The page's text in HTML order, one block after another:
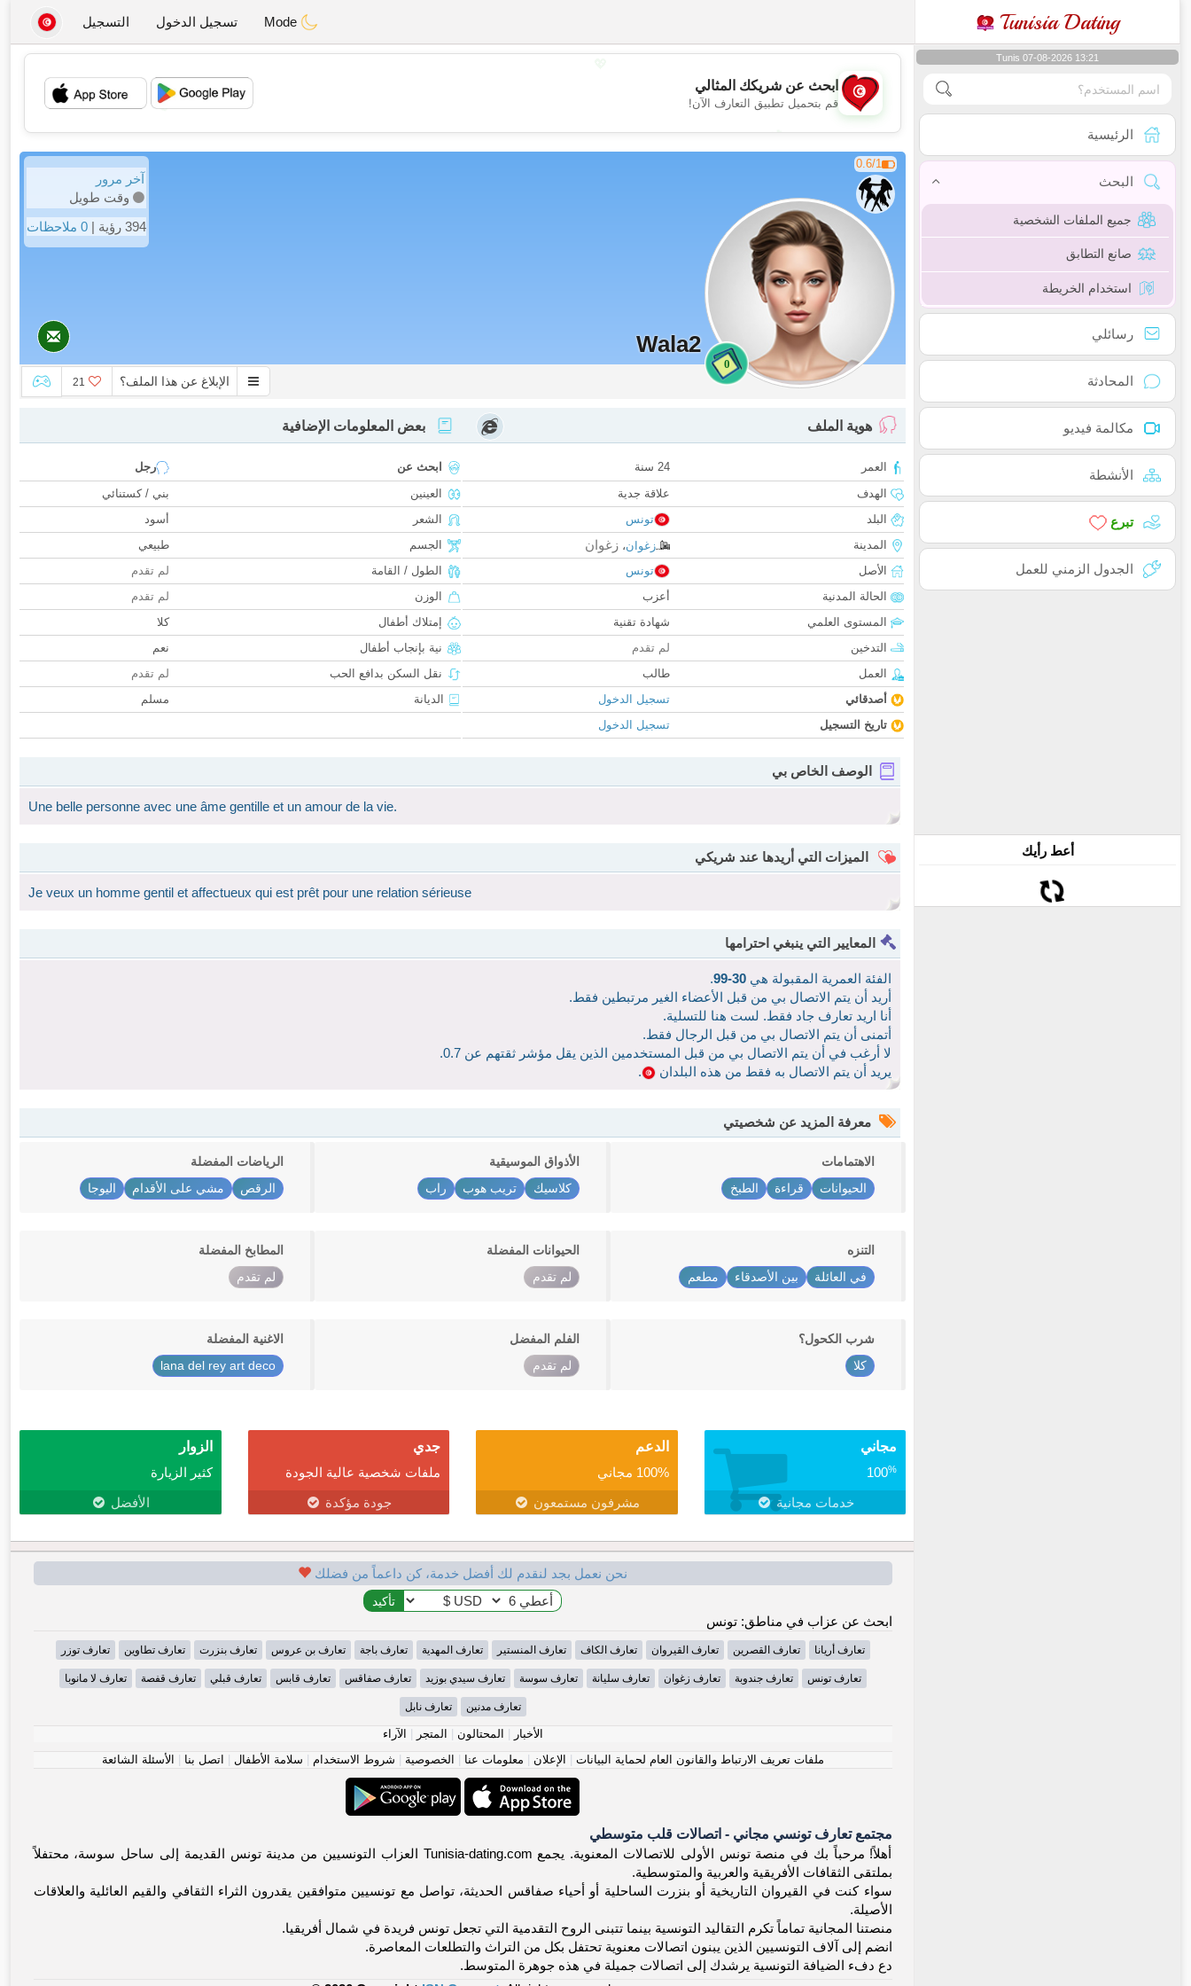
Tunisia Dating تسجيل الدخول التسجيل
Tunis 07-08-2026 13:21
الرئيسية
البحث
جميع الملفات الشخصية
صانع التطابق
استخدام الخريطة
رسائلي
المحادثة
مكالمة فيديو
الأنشطة
تبرع
الجدول الزمني للعمل
أعط رأيك
💖
💕
ابحث عن شريكك المثالي
قم بتحميل تطبيق التعارف الآن!
0.6/1
0
Wala2
آخر مرور
وقت طويل
394 رؤية |
0 ملاحظات
الإبلاغ عن هذا الملف؟ 21
هوية الملف
العمر
24 سنة
الهدف
علاقة جدية
البلد
تونس
المدينة
زغوان، زغوان
الأصل
تونس
الحالة المدنية
أعزب
المستوى العلمي
شهادة تقنية
التدخين
لم تقدم
العمل
طالب
أصدقائي
تسجيل الدخول
تاريخ التسجيل
تسجيل الدخول
بعض المعلومات الإضافية
ابحث عن
رجل
العينين
بني / كستنائي
الشعر
أسود
الجسم
طبيعي
الطول / القامة
لم تقدم
الوزن
لم تقدم
إمتلاك أطفال
كلا
نية بإنجاب أطفال
نعم
نقل السكن بدافع الحب
لم تقدم
الديانة
مسلم
الوصف الخاص بي
Une belle personne avec une âme gentille et un amour de la vie.
الميزات التي أريدها عند شريكي
Je veux un homme gentil et affectueux qui est prêt pour une relation sérieuse
المعايير التي ينبغي احترامها
الفئة العمرية المقبولة هي 30-99
.
أريد أن يتم الاتصال بي من قبل الأعضاء الغير مرتبطين فقط.
أنا اريد تعارف جاد فقط. لست هنا للتسلية.
أتمنى أن يتم الاتصال بي من قبل الرجال فقط.
لا أرغب في أن يتم الاتصال بي من قبل المستخدمين الذين يقل مؤشر ثقتهم عن 0.7.
يريد أن يتم الاتصال به فقط من هذه البلدان
.
معرفة المزيد عن شخصيتي
الاهتمامات
الحيوانات قراءة الطبخ
الأذواق الموسيقية
كلاسيك تريب هوب راب
الرياضات المفضلة
الرقص مشي على الأقدام اليوجا
التنزه
في العائلة بين الأصدقاء مطعم
الحيوانات المفضلة
لم تقدم
المطابخ المفضلة
لم تقدم
شرب الكحول؟
كلا
الفلم المفضل
لم تقدم
الاغنية المفضلة
lana del rey art deco
مجاني
100%
خدمات مجانية
الدعم
100% مجاني
مشرفون مستمعون
جدي
ملفات شخصية عالية الجودة
جودة مؤكدة
الزوار
كثير الزيارة
الأفضل
نحن نعمل بجد لنقدم لك أفضل خدمة، كن داعماً من فضلك
ابحث عن عزاب في مناطق: تونس
تعارف أريانا تعارف القصرين تعارف القيروان تعارف الكاف تعارف المنستير تعارف المهدية تعارف باجة تعارف بن عروس تعارف بنزرت تعارف تطاوين تعارف توزر
تعارف تونس تعارف جندوبة تعارف زغوان تعارف سليانة تعارف سوسة تعارف سيدي بوزيد تعارف صفاقس تعارف قابس تعارف قبلي تعارف قفصة تعارف لا مانوبا
تعارف مدنين تعارف نابل
الأخبار المحتالون المتجر
الآراء
ملفات تعريف الارتباط والقانون العام لحماية البيانات
الإعلان معلومات عنا الخصوصية شروط الاستخدام سلامة الأطفال اتصل بنا الأسئلة الشائعة
مجتمع تعارف تونسي مجاني - اتصالات قلب متوسطي
أهلاً! مرحباً بك في منصة تونس الأولى للاتصالات المعنوية. يجمع Tunisia-dating.com العزاب التونسيين من مدينة تونس القديمة إلى ساحل سوسة، محتفلاً
بملتقى الثقافات الأفريقية والعربية والمتوسطية.
سواء كنت في القيروان التاريخية أو بنزرت الساحلية أو أحياء صفاقس الحديثة، تواصل مع تونسيين متوافقين يقدرون الثراء الثقافي والقيم العائلية والعلاقات
الأصيلة.
منصتنا المجانية تماماً تكرم التقاليد التونسية بينما تتبنى الروح التقدمية التي تجعل تونس فريدة في شمال أفريقيا.
انضم إلى آلاف التونسيين الذين يبنون اتصالات معنوية تحتفل بكل من التراث والتطلعات المعاصرة.
دع دفء الضيافة التونسية يرشدك إلى اتصالات جميلة في هذه جوهرة المتوسط.